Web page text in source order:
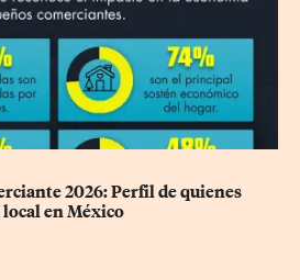
2026: Perfil de quienes
en México